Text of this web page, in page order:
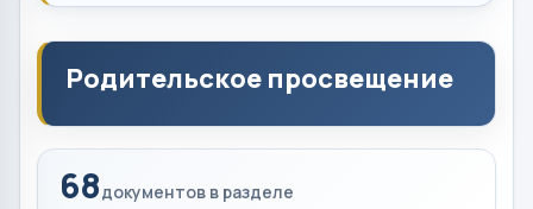
Родительское просвещение
68документов в разделе